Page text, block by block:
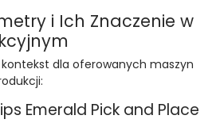
i Ich Znaczenie w
dla oferowanych maszyn
Emerald Pick and Place